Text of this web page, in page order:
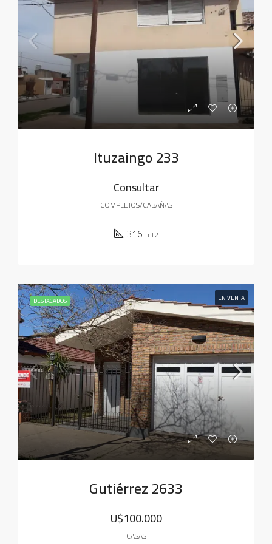
Ituzaingo 233
Consultar
COMPLEJOS/CABAÑAS
316 mt2
DESTACADOS EN VENTA
Gutiérrez 2633
U$100.000
CASAS